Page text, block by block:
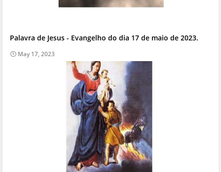
Palavra de Jesus - Evangelho do dia 17 de maio de 2023.
May 17, 2023